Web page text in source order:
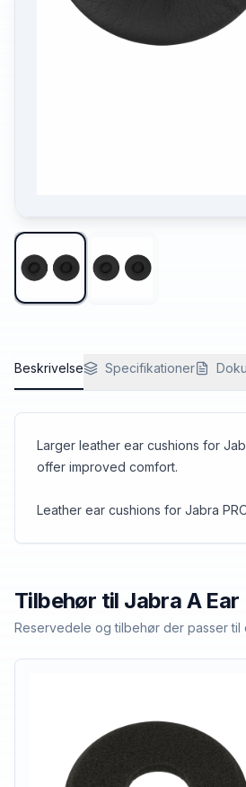
Beskrivelse Specifikationer
Larger leather ear cushions for
offer improved comfort.
Leather ear cushions for Jabra
Tilbehør til Jabra A Ear
Reservedele og tilbehør der passer til